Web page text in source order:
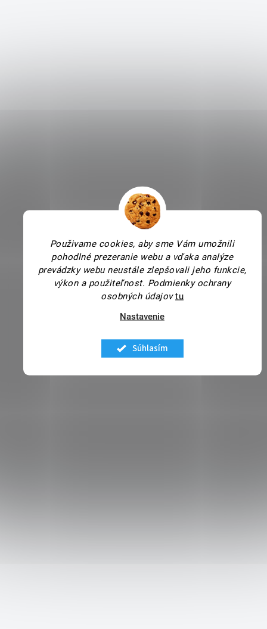
Použivame cookies, aby sme Vám umožnili
pohodlné prezeranie webu a vďaka analýze
prevádzky webu neustále zlepšovali jeho funkcie,
výkon a použiteľnost. Podmienky ochrany
osobných údajov tu
Nastavenie
Súhlasím